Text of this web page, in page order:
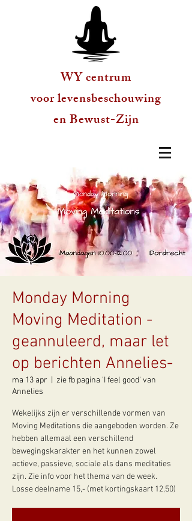
WY centrum
voor levensbeschouwing
en Bewust-Zijn
Monday Morning
Moving Meditation -
geannuleerd, maar let
op berichten Annelies-
ma 13 apr
zie fb pagina 'I feel good' van
Annelies
Wekelijks zijn er verschillende vormen van
Moving Meditations die aangeboden worden. Ze
hebben allemaal een verschillend
bewegingskarakter en het kunnen zowel
actieve, passieve, sociale als dans meditaties
zijn. Zie info voor het thema van de week.
Losse deelname 15,- (met kortingskaart 12,50)